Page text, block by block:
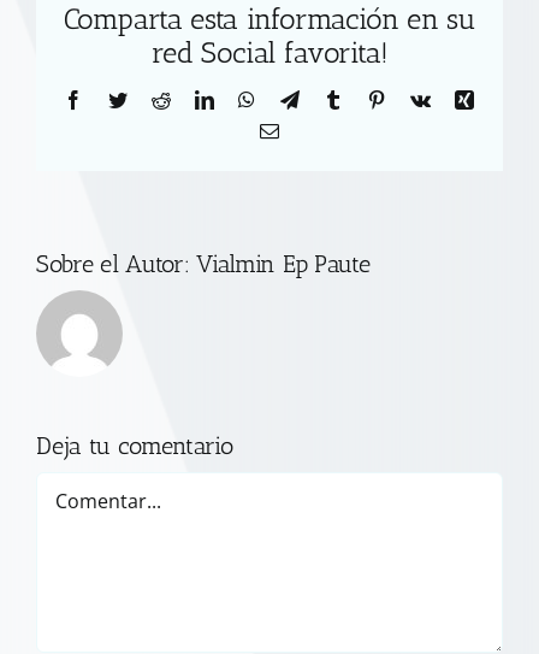
Comparta esta información en su
red Social favorita!
Facebook
TwitterRedditLinkedInWhatsApp
TelegramTumblr Pinterest
Vk
Xing
Correo
Sobre el Autor:Vialmin Ep Paute
Deja tu comentario